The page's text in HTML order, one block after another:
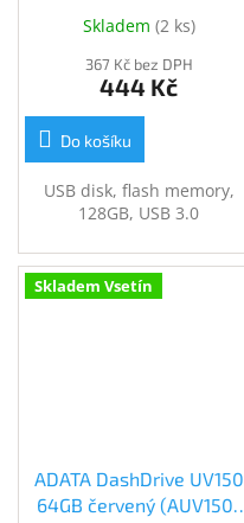
Skladem (2 ks)
367 Kč bez DPH
444 Kč
Do košíku
USB disk, flash memory,
128GB, USB 3.0
Skladem Vsetín
ADATA DashDrive UV150
64GB červený (AUV150-